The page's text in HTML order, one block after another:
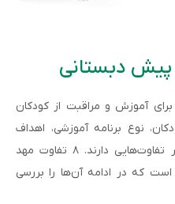
دبستانی
آموزش و مراقبت از کودکان
نوع برنامه آموزشی، اهداف
تربیتی و ساختار آموزشی با یکدیگر تفاوت‌هایی دارند. ۸ تفاوت مهد
که در ادامه آن‌ها را بررسی